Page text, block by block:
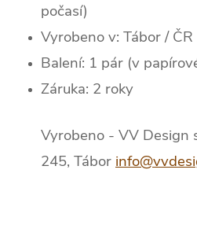
počasí)
Vyrobeno v: Tábor / ČR
Balení: 1 pár (v
Záruka: 2 roky
Vyrobeno - VV Design
245, Tábor